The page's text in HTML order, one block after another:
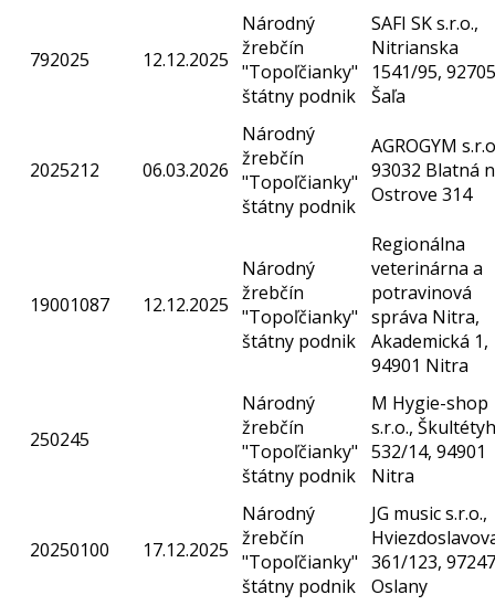
792025 12.12.2025
Národný
žrebčín
"Topoľčianky"
štátny podnik
SAFI SK s.r.o.,
Nitrianska
1541/95, 92705
Šaľa
2025212 06.03.2026
Národný
žrebčín
"Topoľčianky"
štátny podnik
AGROGYM
93032 Blatná
Ostrove 314
19001087 12.12.2025
Národný
žrebčín
"Topoľčianky"
štátny podnik
Regionálna
veterinárna a
potravinová
správa Nitra,
Akademická 1,
94901 Nitra
250245
Národný
žrebčín
"Topoľčianky"
štátny podnik
M Hygie-shop
s.r.o.,
532/14, 94901
Nitra
20250100 17.12.2025
Národný
žrebčín
"Topoľčianky"
štátny podnik
JG music s.r.o.,
361/123, 97247
Oslany